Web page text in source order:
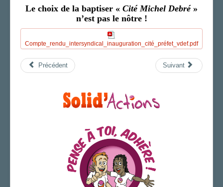
LA SECTION
Le bureau de section
Vos correspondant.e.s
Vos élu.e.s
AGENDA
ADHÉRER
Le choix de la baptiser « Cité Michel Debré »
n’est pas le nôtre !
Compte_rendu_intersyndical_inauguration_cité_préfet_vdef.pdf
Précédent Suivant